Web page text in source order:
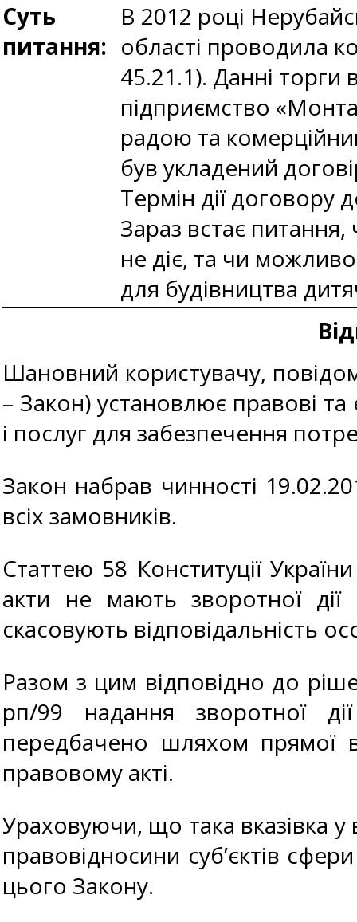
Суть
питання:
В 2012 році
області проводила
45.21.1). Данні торги
підприємство
радою та
був укладений
Термін дії договору
Зараз встає
не діє, та чи
для будівництва
Шановний користувачу,
– Закон) установлює правові та
і послуг для забезпечення
Закон набрав чинності
всіх замовників.
Статтею 58 Конституції
акти не мають зворотної
скасовують відповідальність
Разом з цим відповідно до
рп/99 надання зворотної
передбачено шляхом прямої
правовому акті.
Ураховуючи, що така вказівка
правовідносини суб’єктів
цього Закону.